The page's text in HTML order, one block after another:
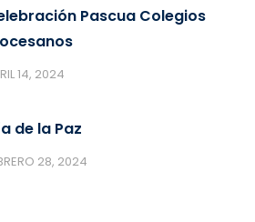
Pascua Colegios
14, 2024
de la Paz
28, 2024